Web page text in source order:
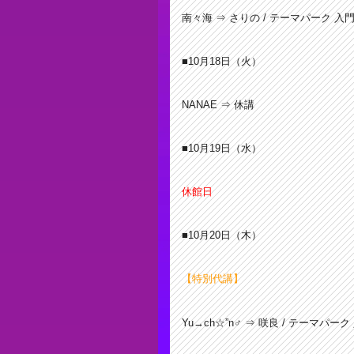
南々海 ⇒ さりの / テーマパーク 入門
■10月18日（火）
NANAE ⇒ 休講
■10月19日（水）
休館日
■10月20日（木）
【特別代講】
Yu→ch☆”n♂ ⇒ 咲良/ テーマパーク